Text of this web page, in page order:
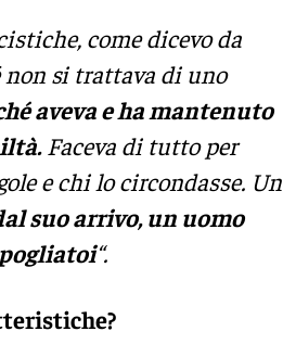
come dicevo da
non si trattava di uno
aveva e ha mantenuto
Faceva di tutto per
e chi lo circondasse. Un
suo arrivo, un uomo
“.